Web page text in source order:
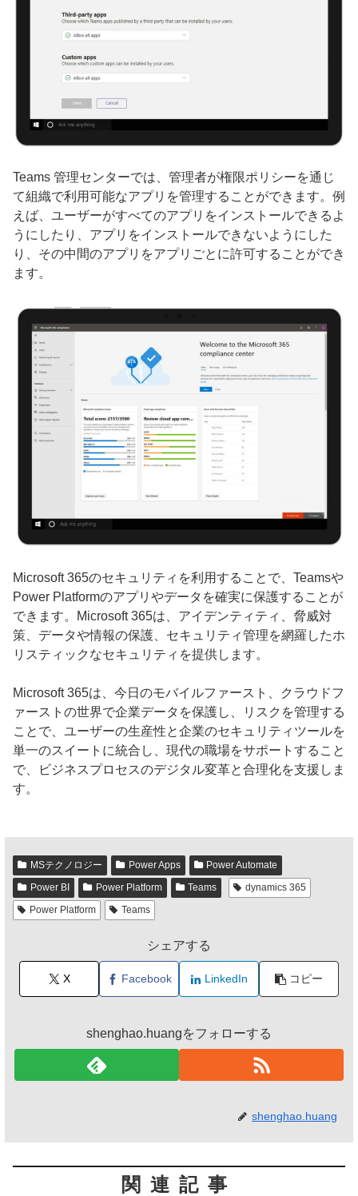
Teams 管理センターでは、管理者が権限ポリシーを通じ
て組織で利用可能なアプリを管理することができます。例
えば、ユーザーがすべてのアプリをインストールできるよ
うにしたり、アプリをインストールできないようにした
り、その中間のアプリをアプリごとに許可することができ
ます。
Microsoft 365のセキュリティを利用することで、Teamsや
Power Platformのアプリやデータを確実に保護することが
できます。Microsoft 365は、アイデンティティ、脅威対
策、データや情報の保護、セキュリティ管理を網羅したホ
リスティックなセキュリティを提供します。
Microsoft 365は、今日のモバイルファースト、クラウドフ
ァーストの世界で企業データを保護し、リスクを管理する
ことで、ユーザーの生産性と企業のセキュリティツールを
単一のスイートに統合し、現代の職場をサポートすること
で、ビジネスプロセスのデジタル変革と合理化を支援しま
す。
MSテクノロジー Power Apps
Power Automate
Power BI
Power Platform Teams
dynamics 365
Power Platform
Teams
シェアする
X Facebook LinkedIn コピー
shenghao.huangをフォローする
shenghao.huang
関連記事